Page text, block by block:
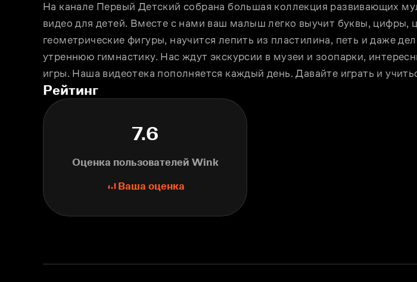
На канале Первый Детский собрана большая коллекция развивающих
видео для детей. Вместе с нами ваш малыш легко выучит буквы, цифры,
геометрические фигуры, научится лепить из пластилина, петь и даже
утреннюю гимнастику. Нас ждут экскурсии в музеи и зоопарки,
игры. Наша видеотека пополняется каждый день. Давайте играть и
Рейтинг
7.6
Оценка пользователей Wink
Ваша оценка